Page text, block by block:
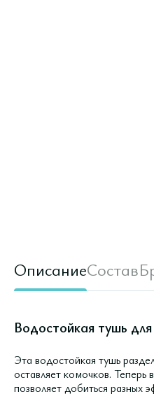
ОписаниеСостав
Водостойкая тушь
Эта водостойкая тушь
оставляет комочков. Теперь
позволяет добиться разных